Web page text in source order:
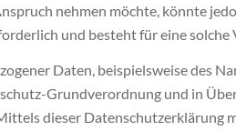
nehmen möchte, könnte
und besteht für eine
Daten, beispielsweise des
Grundverordnung und in
dieser Datenschutzerklärung